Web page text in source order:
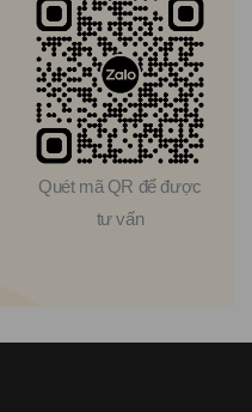
Quét mã QR để được
tư vấn